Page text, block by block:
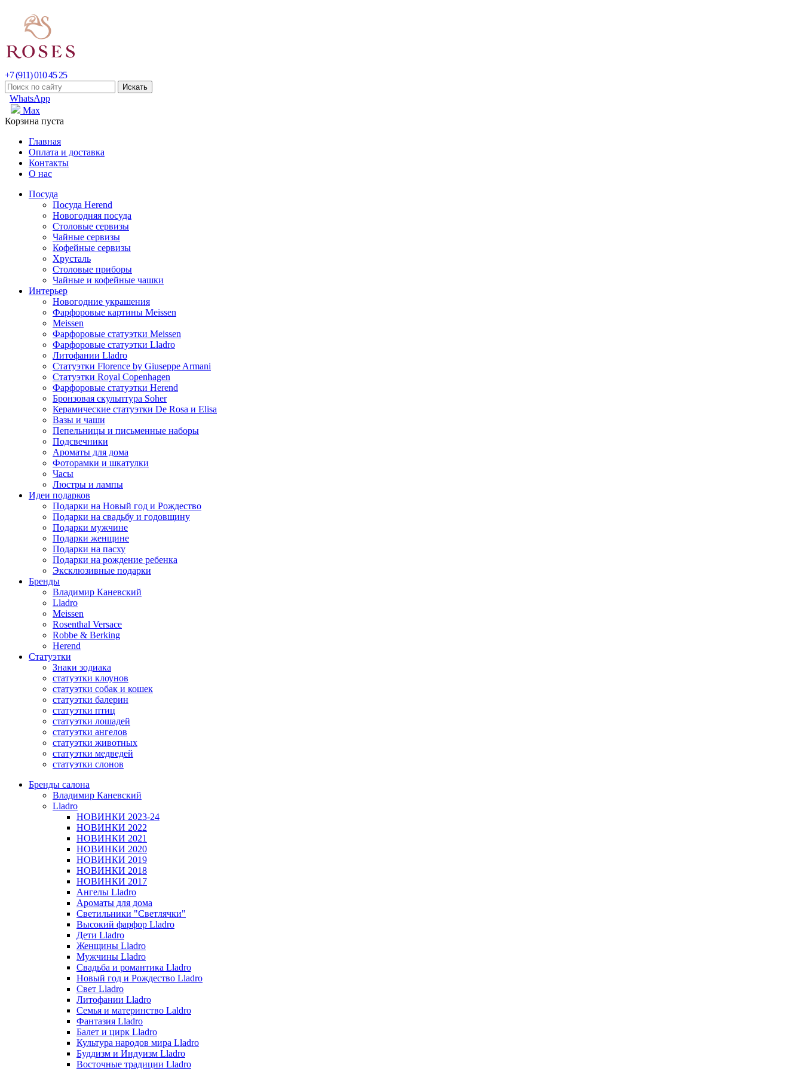
+7 (911) 010 45 25
WhatsApp
Max
Корзина пуста
Главная
Оплата и доставка
Контакты
О нас
Посуда
Посуда Herend
Новогодняя посуда
Столовые сервизы
Чайные сервизы
Кофейные сервизы
Хрусталь
Столовые приборы
Чайные и кофейные чашки
Интерьер
Новогодние украшения
Фарфоровые картины Meissen
Meissen
Фарфоровые статуэтки Meissen
Фарфоровые статуэтки Lladro
Литофании Lladro
Статуэтки Florence by Giuseppe Armani
Статуэтки Royal Copenhagen
Фарфоровые статуэтки Herend
Бронзовая скульптура Soher
Керамические статуэтки De Rosa и Elisa
Вазы и чаши
Пепельницы и письменные наборы
Подсвечники
Ароматы для дома
Фоторамки и шкатулки
Часы
Люстры и лампы
Идеи подарков
Подарки на Новый год и Рождество
Подарки на свадьбу и годовщину
Подарки мужчине
Подарки женщине
Подарки на пасху
Подарки на рождение ребенка
Эксклюзивные подарки
Бренды
Владимир Каневский
Lladro
Meissen
Rosenthal Versace
Robbe & Berking
Herend
Статуэтки
Знаки зодиака
статуэтки клоунов
статуэтки собак и кошек
статуэтки балерин
статуэтки птиц
статуэтки лошадей
статуэтки ангелов
статуэтки животных
статуэтки медведей
статуэтки слонов
Бренды салона
Владимир Каневский
Lladro
НОВИНКИ 2023-24
НОВИНКИ 2022
НОВИНКИ 2021
НОВИНКИ 2020
НОВИНКИ 2019
НОВИНКИ 2018
НОВИНКИ 2017
Ангелы Lladro
Ароматы для дома
Светильники "Светлячки"
Высокий фарфор Lladro
Дети Lladro
Женщины Lladro
Мужчины Lladro
Свадьба и романтика Lladro
Новый год и Рождество Lladro
Свет Lladro
Литофании Lladro
Семья и материнство Laldro
Фантазия Lladro
Балет и цирк Lladro
Культура народов мира Lladro
Буддизм и Индуизм Lladro
Восточные традиции Lladro